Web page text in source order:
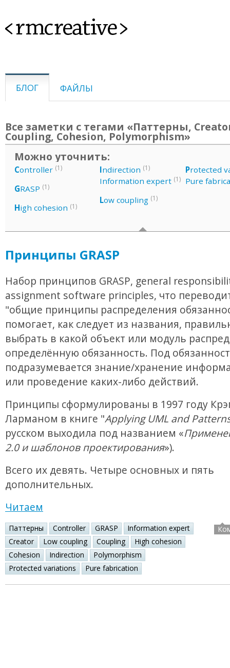
<rmcreative>
БЛОГ ФАЙЛЫ
Все заметки с тегами «Паттерны,
Coupling, Cohesion, Polymorphism»
Можно уточнить:
Controller (1)
GRASP (1)
High cohesion (1)
Indirection (1)
Information expert (1)
Low coupling (1)
Protected
Pure
Принципы GRASP
Набор принципов GRASP, general
assignment software principles, что
"общие принципы распределения
помогает, как следует из названия,
выбрать в какой объект или модуль
определённую обязанность. Под
подразумевается знание/хранение
или проведение каких-либо действий.
Принципы сформулированы в 1997 году
Ларманом в книге "Applying UML and
русском выходила под названием «
2.0 и шаблонов проектирования»).
Всего их девять. Четыре основных и пять
дополнительных.
Читаем
Паттерны Controller GRASP
Information expert
Creator
Low coupling Coupling
High cohesion
Cohesion
Indirection
Polymorphism
Protected variations
Pure fabrication